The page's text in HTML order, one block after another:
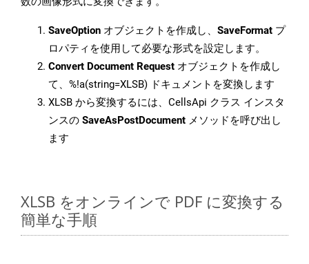
SaveOption オブジェクトを作成し、 SaveFormat プ
ロパティを使用して必要な形式を設定します。
Convert Document Request オブジェクトを作成し
て、%!a(string=XLSB) ドキュメントを変換します
XLSB から変換するには、CellsApi クラス インスタ
ンスの SaveAsPostDocument メソッドを呼び出し
ます
XLSB をオンラインで PDF に変換する
簡単な手順